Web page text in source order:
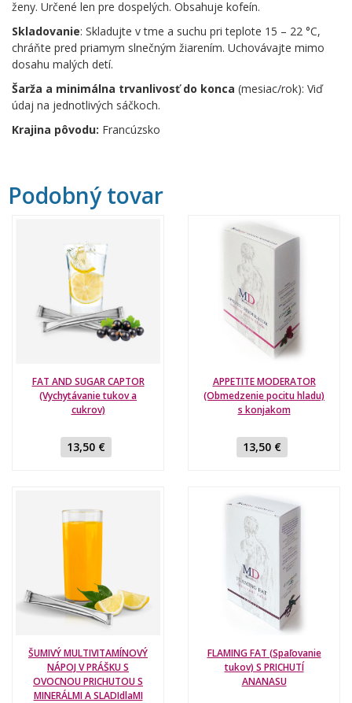
ženy. Určené len pre dospelých. Obsahuje kofeín.
Skladovanie: Skladujte v tme a suchu pri teplote 15 – 22 °C,
chráňte pred priamym slnečným žiarením. Uchovávajte mimo
dosahu malých detí.
Šarža a minimálna trvanlivosť do konca (mesiac/rok): Viď
údaj na jednotlivých sáčkoch.
Krajina pôvodu: Francúzsko
Podobný tovar
FAT AND SUGAR CAPTOR
(Vychytávanie tukov a
cukrov)
13,50 €
APPETITE MODERATOR
(Obmedzenie pocitu hladu)
s konjakom
13,50 €
ŠUMIVÝ MULTIVITAMÍNOVÝ
NÁPOJ V PRÁŠKU S
OVOCNOU PRICHUTOU S
MINERÁLMI A SLADIdlaMI
FLAMING FAT (Spaľovanie
tukov) S PRICHUTÍ
ANANASU